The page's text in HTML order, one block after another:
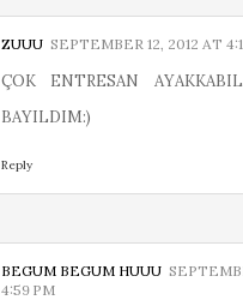
ZUUU SEPTEMBER 12, 2012 AT
ÇOK ENTRESAN
BAYILDIM:)
Reply
BEGUM BEGUM HUUU
4:59 PM